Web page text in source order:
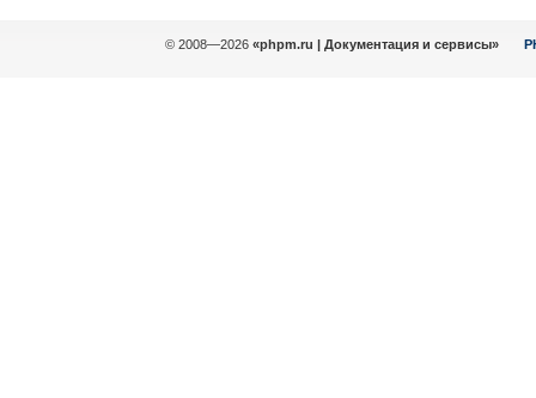
© 2008—2026 «phpm.ru | Документация и сервисы»